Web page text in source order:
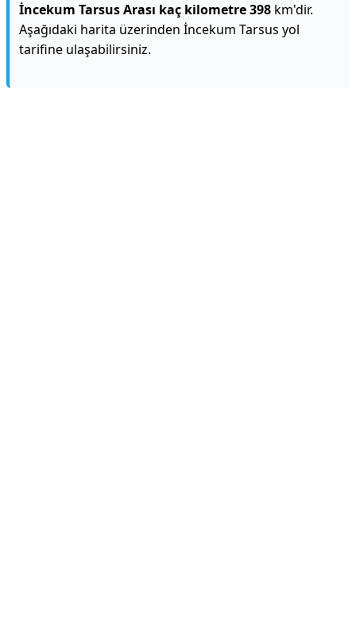
İncekum Tarsus Arası kaç kilometre 398 km'dir.
Aşağıdaki harita üzerinden İncekum Tarsus yol
tarifine ulaşabilirsiniz.